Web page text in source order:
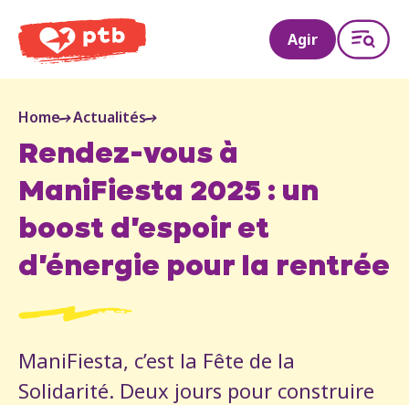
PTB
Agir
Home Actualités
Rendez-vous à
ManiFiesta 2025 : un
boost d'espoir et
d'énergie pour la rentrée
ManiFiesta, c’est la Fête de la
Solidarité. Deux jours pour construire